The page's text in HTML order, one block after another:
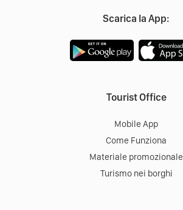
Scarica la App:
Tourist Office
Mobile App
Come Funziona
Materiale promozionale
Turismo nei borghi